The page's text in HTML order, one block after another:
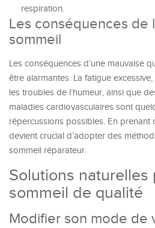
respiration.
Les conséquences de
sommeil
Les conséquences d’une mauvaise
être alarmantes. La fatigue
les troubles de l’humeur, ainsi que
maladies cardiovasculaires sont
répercussions possibles. En prenant
devient crucial d’adopter des
sommeil réparateur.
Solutions naturelles
sommeil de qualité
Modifier son mode de